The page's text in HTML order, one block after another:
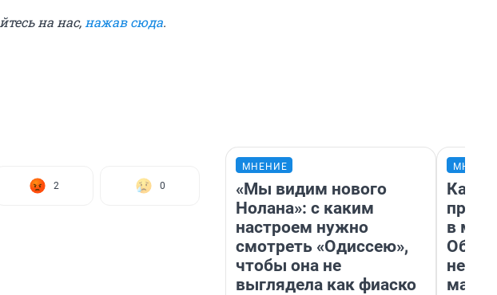
на нас, нажав сюда.
2 0
МНЕНИЕ
«Мы видим нового
Нолана»: с каким
настроем нужно
смотреть «Одиссею»,
чтобы она не
выглядела как фиаско
в